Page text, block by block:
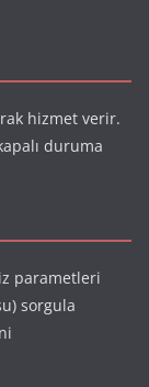
hizmet verir.
duruma
parametleri
sorgula